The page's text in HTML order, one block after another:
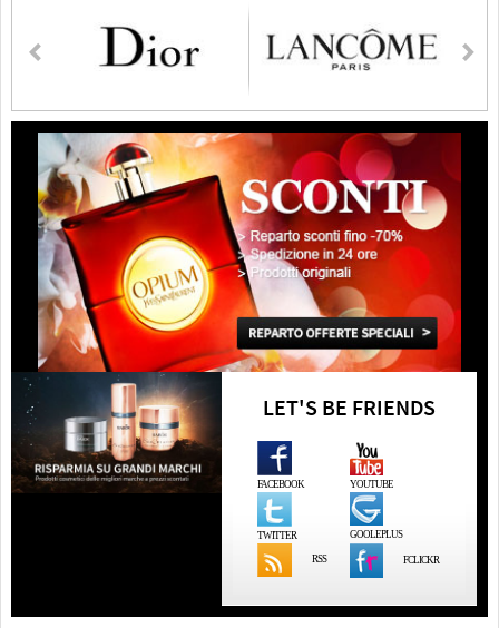
LET'S BE FRIENDS
FACEBOOK YOUTUBE
TWITTER GOOLEPLUS
RSS FCLICKR